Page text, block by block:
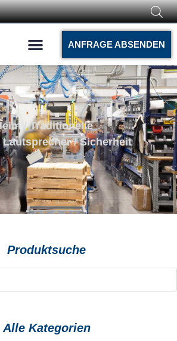
ANFRAGE ABSENDEN
/Traditionelle
Lautsprecher/ Sicherheit
Produktsuche
Alle Kategorien